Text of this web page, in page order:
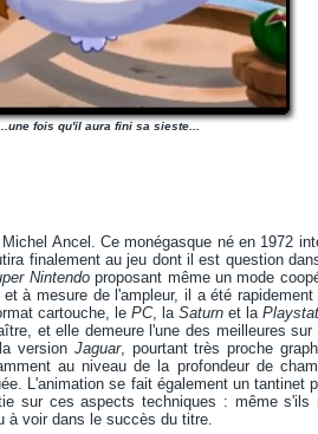
...une fois qu'il aura fini sa sieste...
Ancel. Ce monégasque né en 1972
finalement au jeu dont il est question
Nintendoproposant même un mode
à mesure de l'ampleur, il a été
cartouche, le PC, la Saturn et la
et elle demeure l'une des meilleures
version Jaguar, pourtant très proche
au niveau de la profondeur de
L'animation se fait également un tantinet
sur ces aspects techniques : même
à voir dans le succès du titre.